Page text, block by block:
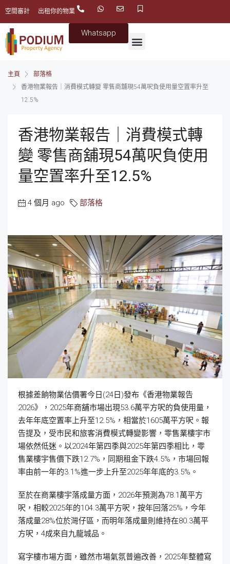
空間審計 出租你的物業
Whatsapp
主頁
部落格
香港物業報告｜消費模式轉變 零售商舖現54萬呎負使用量空置率升至
12.5%
香港物業報告｜消費模式轉
變 零售商舖現54萬呎負使用
量空置率升至12.5%
4 個月 ago 部落格
根據差餉物業估價署今日(24日)發布《香港物業報告
2026》，2025年商舖市場出現53.6萬平方呎的負使用量，
去年年底空置率上升至12.5%，相當於1605萬平方呎。報
告提及，受市民和旅客消費模式轉變影響，零售業樓宇市
場依然低迷。以2024年第四季與2025年第四季相比，零
售業樓宇售價下跌12.7%，同期租金下跌4.5%，市場回報
率由前一年的3.1%進一步上升至2025年年底的3.5%。
至於在商業樓宇落成量方面，2026年預測為78.1萬平方
呎，相較2025年的104.3萬平方呎，按年回落25%，今年
落成量28%位於灣仔區，而明年落成量則維持在80.3萬平
方呎，4成來自九龍城品。
寫字樓市場方面，雖然市場氣氛普遍改善，2025年整體寫